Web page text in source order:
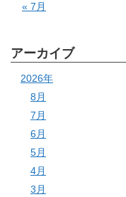
« 7月
アーカイブ
2026年
8月
7月
6月
5月
4月
3月